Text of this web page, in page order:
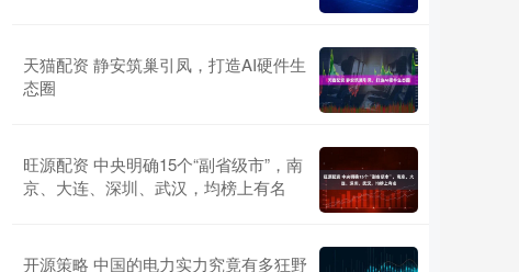
天猫配资 静安筑巢引凤，打造AI硬件生
态圈
旺源配资 中央明确15个“副省级市”，南
京、大连、深圳、武汉，均榜上有名
开源策略 中国的电力实力究竟有多狂野